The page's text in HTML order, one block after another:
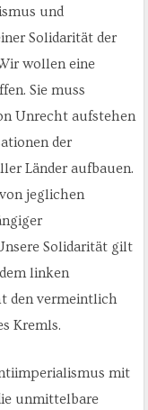
und
Solidarität der
wollen eine
Sie muss
Unrecht aufstehen
der
Länder aufbauen.
jeglichen
Solidarität gilt
linken
den vermeintlich
Kremls.
mit
unmittelbare